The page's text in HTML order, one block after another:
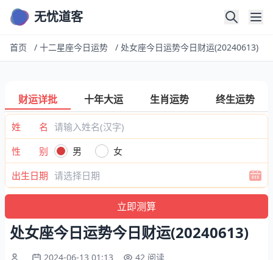
无忧道客
首页 / 十二星座今日运势 / 处女座今日运势今日财运(20240613)
财运详批 十年大运 生肖运势 终生运势
姓 名
性 别
男
女
出生日期
处女座今日运势今日财运(20240613)
2024-06-13 01:13 42 阅读